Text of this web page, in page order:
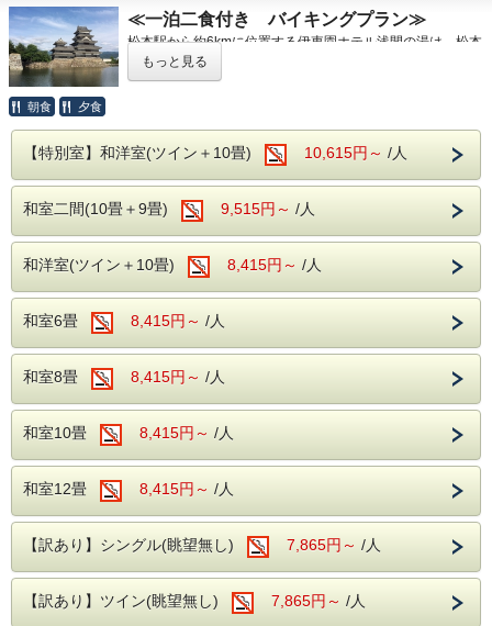
無料駐車場
無料送迎バス（要予約）
松本駅 ⇔ ホテル間の無料送迎バスを運行しております。
ホテル発 10:00
松本駅発 15:00／16:15
※前日までにお電話にてご予約ください。
2026年8月1日（土）～8月31日（月）を除く日程は、チェ
ックアウト11:00 となります。
≪一泊二食付き バイキングプラン≫
松本駅から約6kmに位置する伊東園ホテル浅間の湯は、松本
市内観光はもちろん、白馬や黒部ダム、上高地、美ヶ原など
長野観光の拠点としても便利な立地です。
ご夕食ではアルコール飲み放題付きのバイキングと、歴史あ
る浅間温泉でゆったりとしたひとときをお楽しみください。
バイキング＆アルコール飲み放題
ご夕食・ご朝食ともにバイキング形式でご用意しておりま
夕食時は、和洋中のバラエティ豊かなメニューに加え、**ア
ルコール・ソフトドリンクが飲み放題（90分制）となって
おります。
※お食事時間は90分です。
※混雑状況により、2部制または3部制でのご案内となる場
合がございます。
※お食事開始時間は、前日または当日にフロントまでご確認
開湯約1,000年の歴史を誇る浅間温泉は、かつて正岡子規や
与謝野晶子など、多くの文人墨客にも愛された名湯です。
北アルプスと松本平を望む落ち着いた温泉地で、肌あたりの
芯まで温まる泉質が魅力です。
泉質 ：アルカリ性単純温泉（アルカリ性低張性高温泉）
館内無料施設
もっと見る
朝食 夕食
【特別室】和洋室(ツイン＋10畳) 10,615円～ /人
和室二間(10畳＋9畳) 9,515円～ /人
和洋室(ツイン＋10畳) 8,415円～ /人
和室6畳 8,415円～ /人
和室8畳 8,415円～ /人
和室10畳 8,415円～ /人
和室12畳 8,415円～ /人
【訳あり】シングル(眺望無し) 7,865円～ /人
【訳あり】ツイン(眺望無し) 7,865円～ /人